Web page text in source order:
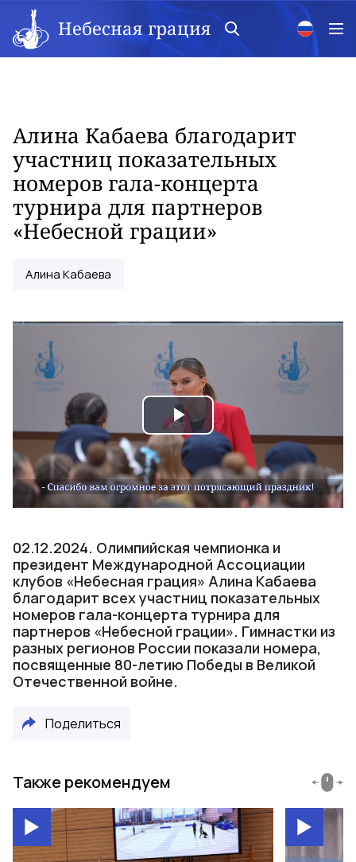
Небесная грация
Алина Кабаева благодарит
участниц показательных
номеров гала-концерта
турнира для партнеров
«Небесной грации»
Алина Кабаева
Play
Video
02.12.2024. Олимпийская чемпионка и
президент Международной Ассоциации
клубов «Небесная грация» Алина Кабаева
благодарит всех участниц показательных
номеров гала-концерта турнира для
партнеров «Небесной грации». Гимнастки из
разных регионов России показали номера,
посвященные 80-летию Победы в Великой
Отечественной войне.
Поделиться
Также рекомендуем